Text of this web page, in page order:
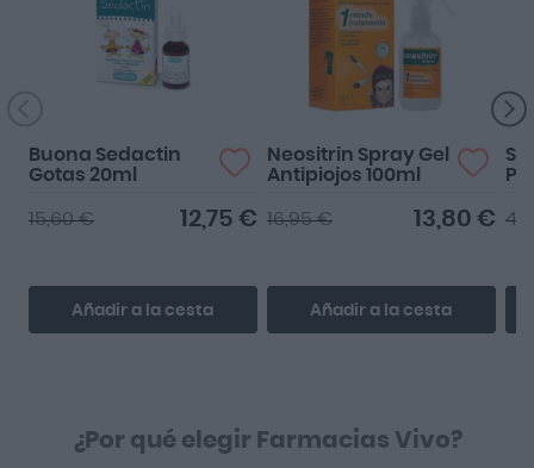
Buona Sedactin
Gotas 20ml
12,75 €
15,60 €
Añadir a la cesta
Neositrin Spray Gel
Antipiojos 100ml
13,80 €
16,95 €
Añadir a la cesta
¿Por qué elegir Farmacias Vivo?